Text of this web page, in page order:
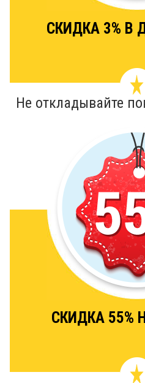
СКИДКА 3% В
Не откладывайте
СКИДКА 55%